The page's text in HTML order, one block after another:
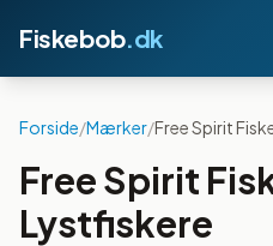
Fiskebob.dk
Forside/Mærker/Free Spirit
Free Spirit
Lystfiskere